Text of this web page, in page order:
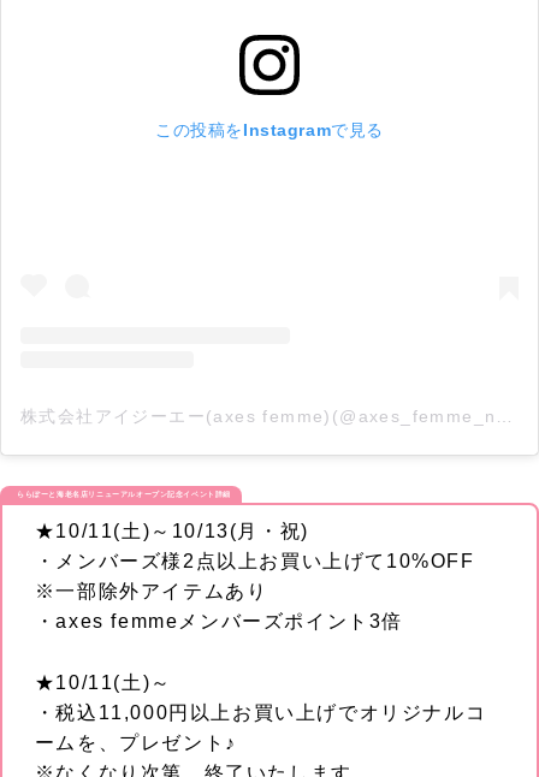
この投稿をInstagramで見る
株式会社アイジーエー(axes femme)(@axes_femme_news)がシェアした投稿
ららぽーと海老名店リニューアルオープン記念イベント詳細
★10/11(土)～10/13(月・祝)
・メンバーズ様2点以上お買い上げて10%OFF
※一部除外アイテムあり
・axes femmeメンバーズポイント3倍
★10/11(土)～
・税込11,000円以上お買い上げでオリジナルコ
ームを、プレゼント♪
※なくなり次第、終了いたします